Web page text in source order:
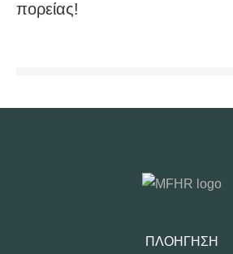
πορείας!
ΠΛΟΉΓΗΣΗ